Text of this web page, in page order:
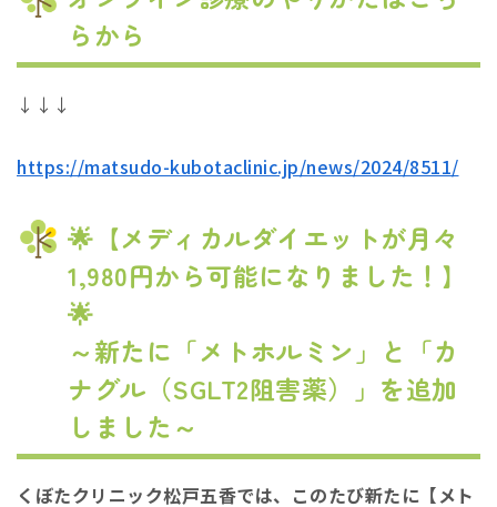
らから
↓↓↓
https://matsudo-kubotaclinic.jp/news/2024/8511/
🌟【メディカルダイエットが月々
1,980円から可能になりました！】
🌟
～新たに「メトホルミン」と「カ
ナグル（SGLT2阻害薬）」を追加
しました～
くぼたクリニック松戸五香では、このたび新たに【メト